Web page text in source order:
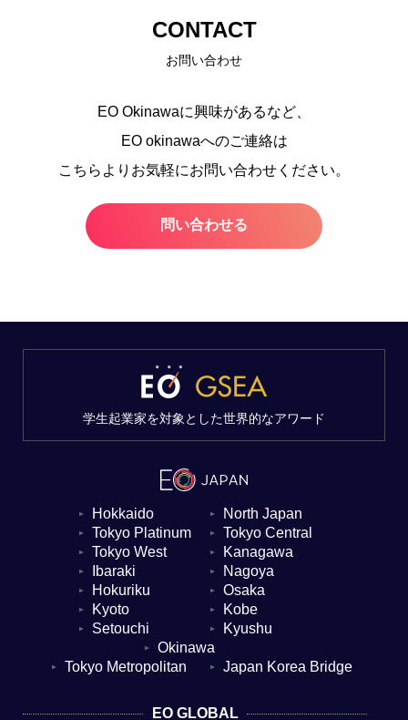
CONTACT
お問い合わせ
EO Okinawaに興味があるなど、
EO okinawaへのご連絡は
こちらよりお気軽にお問い合わせください。
問い合わせる
▼ Hokkaido ▼ North Japan
▼ Tokyo Platinum ▼ Tokyo Central
▼ Tokyo West ▼ Kanagawa
▼ Ibaraki ▼ Nagoya
▼ Hokuriku ▼ Osaka
▼ Kyoto ▼ Kobe
▼ Setouchi ▼ Kyushu
▼ Okinawa
▼ Tokyo Metropolitan ▼ Japan Korea Bridge
EO GLOBAL
学生起業家を対象とした世界的なアワード